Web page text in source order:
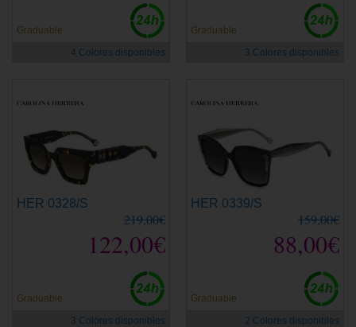
Graduable
4 Colores disponibles
Graduable
3 Colores disponibles
HER 0328/S
219,00€
122,00€
Graduable
3 Colores disponibles
HER 0339/S
159,00€
88,00€
Graduable
2 Colores disponibles